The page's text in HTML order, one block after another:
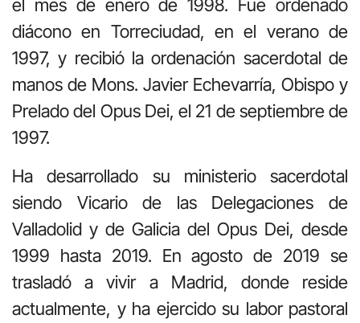
el mes de enero de 1998. Fue ordenado
diácono en Torreciudad, en el verano de
1997, y recibió la ordenación sacerdotal de
manos de Mons. Javier Echevarría, Obispo y
Prelado del Opus Dei, el 21 de septiembre de
1997.
Ha desarrollado su ministerio sacerdotal
siendo Vicario de las Delegaciones de
Valladolid y de Galicia del Opus Dei, desde
1999 hasta 2019. En agosto de 2019 se
trasladó a vivir a Madrid, donde reside
actualmente, y ha ejercido su labor pastoral